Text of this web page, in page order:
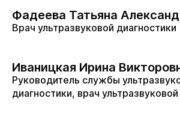
Фадеева Татьяна
Врач ультразвуковой диагностики
Иваницкая Ирина
Руководитель службы
диагностики, врач